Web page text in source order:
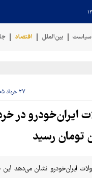
سیاست بین‌الملل اقتصاد
۲۷ خرداد ۱۴۰۵ - ۱۶:۴۹